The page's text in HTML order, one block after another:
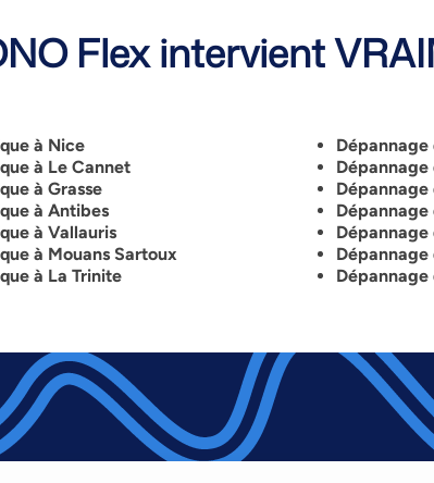
Flex intervient
à Nice
à Le Cannet
à Grasse
à Antibes
à Vallauris
à Mouans Sartoux
à La Trinite